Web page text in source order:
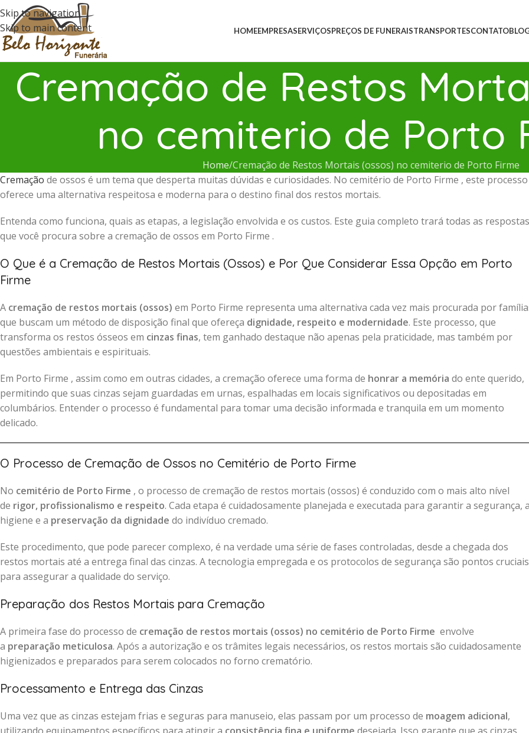
Skip to navigation
Skip to main content
HOMEEMPRESASERVIÇOSPREÇOS DE FUNERAISTRANSPORTESCONTATO
Cremação de Restos
no cemiterio de Porto
Home Cremação de Restos Mortais (ossos) no cemiterio de Porto Firme
Cremação de ossos é um tema que desperta muitas dúvidas e curiosidades. No cemitério de Porto Firme , este processo
oferece uma alternativa respeitosa e moderna para o destino final dos restos mortais.
Entenda como funciona, quais as etapas, a legislação envolvida e os custos. Este guia completo trará todas as respostas
que você procura sobre a cremação de ossos em Porto Firme .
O Que é a Cremação de Restos Mortais (Ossos) e Por Que Considerar Essa Opção em Porto
Firme
A cremação de restos mortais (ossos) em Porto Firme representa uma alternativa cada vez mais procurada por
que buscam um método de disposição final que ofereça dignidade, respeito e modernidade. Este processo, que
transforma os restos ósseos em cinzas finas, tem ganhado destaque não apenas pela praticidade, mas também por
questões ambientais e espirituais.
Em Porto Firme , assim como em outras cidades, a cremação oferece uma forma de honrar a memória do ente querido,
permitindo que suas cinzas sejam guardadas em urnas, espalhadas em locais significativos ou depositadas em
columbários. Entender o processo é fundamental para tomar uma decisão informada e tranquila em um momento
delicado.
O Processo de Cremação de Ossos no Cemitério de Porto Firme
No cemitério de Porto Firme , o processo de cremação de restos mortais (ossos) é conduzido com o mais alto nível
de rigor, profissionalismo e respeito. Cada etapa é cuidadosamente planejada e executada para garantir a segurança,
higiene e a preservação da dignidade do indivíduo cremado.
Este procedimento, que pode parecer complexo, é na verdade uma série de fases controladas, desde a chegada dos
restos mortais até a entrega final das cinzas. A tecnologia empregada e os protocolos de segurança são pontos cruciais
para assegurar a qualidade do serviço.
Preparação dos Restos Mortais para Cremação
A primeira fase do processo de cremação de restos mortais (ossos) no cemitério de Porto Firme envolve
a preparação meticulosa. Após a autorização e os trâmites legais necessários, os restos mortais são cuidadosamente
higienizados e preparados para serem colocados no forno crematório.
Processamento e Entrega das Cinzas
Uma vez que as cinzas estejam frias e seguras para manuseio, elas passam por um processo de moagem adicional,